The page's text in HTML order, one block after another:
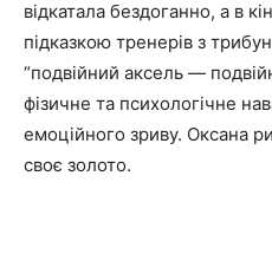
відкатала бездоганно, а в
підказкою тренерів з
“подвійний аксель —
фізичне та психологічне
емоційного зриву. Оксана
своє золото.